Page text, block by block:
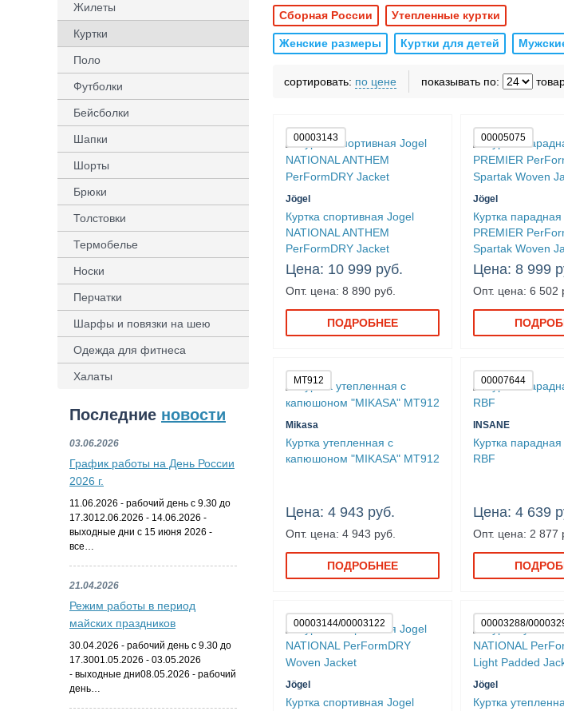
Жилеты
Куртки
Поло
Футболки
Бейсболки
Шапки
Шорты
Брюки
Толстовки
Термобелье
Носки
Перчатки
Шарфы и повязки на шею
Одежда для фитнеса
Халаты
Последние новости
03.06.2026
График работы на День России
2026 г.
11.06.2026 - рабочий день с 9.30 до
17.3012.06.2026 - 14.06.2026 -
выходные дни с 15 июня 2026 -
все…
21.04.2026
Режим работы в период
майских праздников
30.04.2026 - рабочий день с 9.30 до
17.3001.05.2026 - 03.05.2026
- выходные дни08.05.2026 - рабочий
день…
Сборная России Утепленные куртки
Женские размеры Куртки для детей
сортировать: по цене показывать по:
00003143
Jögel
Куртка спортивная Jogel
NATIONAL ANTHEM
PerFormDRY Jacket
Цена: 10 999 руб.
Опт. цена: 8 890 руб.
ПОДРОБНЕЕ
00005075
Jögel
Куртка парадная
PREMIER
Spartak Woven
Цена: 8 999
Опт. цена: 6 502
MT912
Mikasa
Куртка утепленная с
капюшоном "MIKASA" MT912
Цена: 4 943 руб.
Опт. цена: 4 943 руб.
ПОДРОБНЕЕ
00007644
INSANE
Куртка
RBF
Цена: 4 639
Опт. цена: 2 877
00003144/00003122
Jögel
Куртка спортивная Jogel
00003288/
Jögel
Куртка